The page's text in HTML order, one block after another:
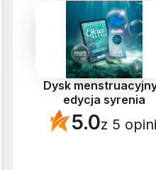
Dysk
edycja syrenia
5.0z 5